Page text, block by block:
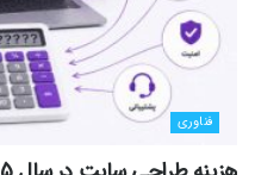
فناوری